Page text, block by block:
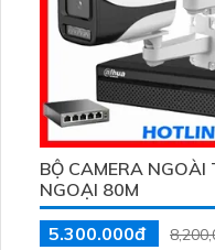
BỘ CAMERA NGOÀI
NGOẠI 80M
5.300.000đ